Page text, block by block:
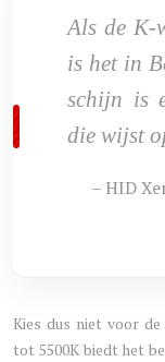
Als de K-
is het in
schijn is
die wijst
– HID
Kies dus niet voor
tot 5500K biedt het